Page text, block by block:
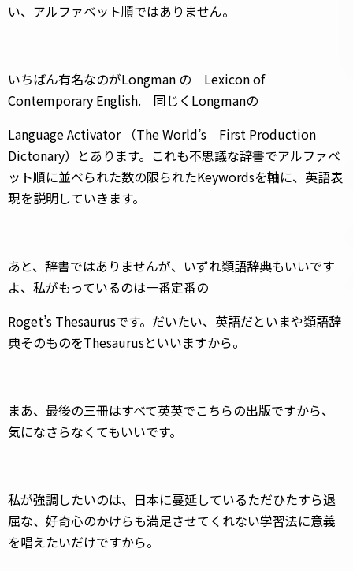
い、アルファベット順ではありません。
いちばん有名なのがLongman の Lexicon of
Contemporary English. 同じくLongmanの
Language Activator （The World’s First Production
Dictonary）とあります。これも不思議な辞書でアルファベ
ット順に並べられた数の限られたKeywordsを軸に、英語表
現を説明していきます。
あと、辞書ではありませんが、いずれ類語辞典もいいです
よ、私がもっているのは一番定番の
Roget’s Thesaurusです。だいたい、英語だといまや類語辞
典そのものをThesaurusといいますから。
まあ、最後の三冊はすべて英英でこちらの出版ですから、
気になさらなくてもいいです。
私が強調したいのは、日本に蔓延しているただひたすら退
屈な、好奇心のかけらも満足させてくれない学習法に意義
を唱えたいだけですから。